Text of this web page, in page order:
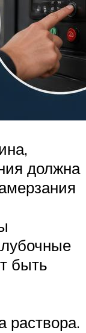
должна
быть
раствора.